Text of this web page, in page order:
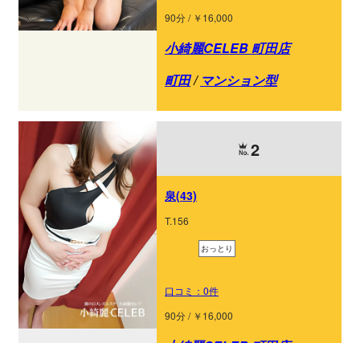
90分 / ￥16,000
小綺麗CELEB 町田店
町田/ マンション型
2
泉(43)
T.156
おっとり
口コミ：0件
90分 / ￥16,000